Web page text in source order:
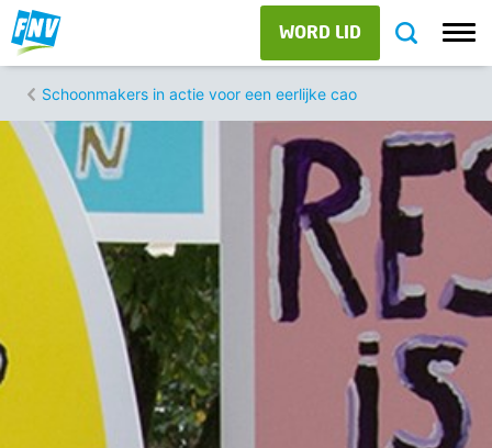
WORD LID
Schoonmakers in actie voor een eerlijke cao